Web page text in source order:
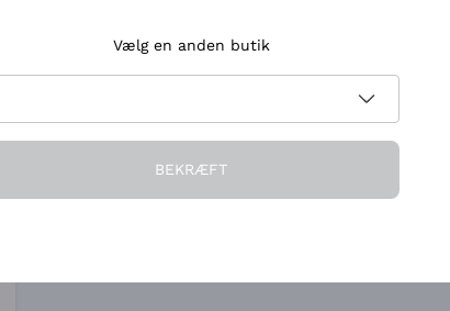
Hvem vi er
Kundeservice
Fortrydelsesformular
Vælg en anden butik
BEKRÆFT